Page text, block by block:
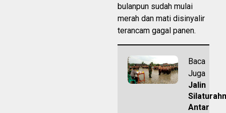
bulanpun sudah mulai
merah dan mati disinyalir
terancam gagal panen.
Baca
Juga
Jalin
Antar